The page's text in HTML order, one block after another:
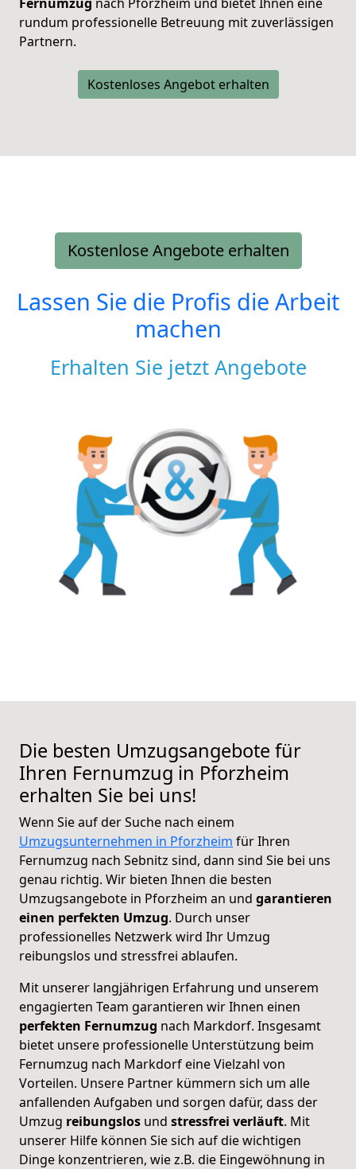
rundum professionelle Betreuung mit zuverlässigen
Partnern.
Kostenloses Angebot erhalten
Kostenlose Angebote erhalten
Lassen Sie die Profis die Arbeit
machen
Erhalten Sie jetzt Angebote
Die besten Umzugsangebote für
Ihren Fernumzug in Pforzheim
erhalten Sie bei uns!
Wenn Sie auf der Suche nach einem
Umzugsunternehmen in Pforzheim für Ihren
Fernumzug nach Sebnitz sind, dann sind Sie bei uns
genau richtig. Wir bieten Ihnen die besten
Umzugsangebote in Pforzheim an und garantieren
einen perfekten Umzug. Durch unser
professionelles Netzwerk wird Ihr Umzug
reibungslos und stressfrei ablaufen.
Mit unserer langjährigen Erfahrung und unserem
engagierten Team garantieren wir Ihnen einen
perfekten Fernumzug nach Markdorf. Insgesamt
bietet unsere professionelle Unterstützung beim
Fernumzug nach Markdorf eine Vielzahl von
Vorteilen. Unsere Partner kümmern sich um alle
anfallenden Aufgaben und sorgen dafür, dass der
Umzug reibungslos und stressfrei verläuft. Mit
unserer Hilfe können Sie sich auf die wichtigen
Dinge konzentrieren, wie z.B. die Eingewöhnung in